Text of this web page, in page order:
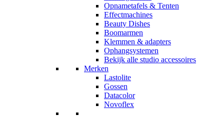
Opnametafels & Tenten
Effectmachines
Beauty Dishes
Boomarmen
Klemmen & adapters
Ophangsystemen
Bekijk alle studio accessoires
Merken
Lastolite
Gossen
Datacolor
Novoflex